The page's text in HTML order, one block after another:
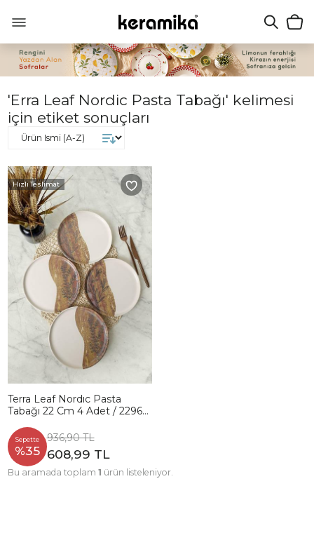
'Erra Leaf Nordic Pasta Tabağı' kelimesi
için etiket sonuçları
Hızlı Teslimat
Terra Leaf Nordıc Pasta
Tabağı 22 Cm 4 Adet / 22969-
Sepette
%35
936,90 TL
608,99 TL
Bu aramada toplam 1 ürün listeleniyor.